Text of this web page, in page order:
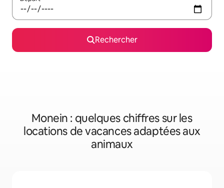
Rechercher
Monein : quelques chiffres sur les
locations de vacances adaptées aux
animaux